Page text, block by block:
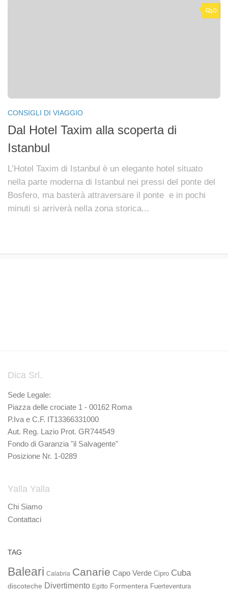
0
CONSIGLI DI VIAGGIO
Dal Hotel Taxim alla scoperta di
Istanbul
L’Hotel Taxim di Istanbul è un elegante hotel situato
nella parte moderna di Istanbul nei pressi del ponte del
Bosfero, ma basterà attraversare il ponte e in pochi
minuti si arriverà nella zona storica...
Dica Srl.
Sede Legale:
Piazza delle crociate 1 - 00162 Roma
P.Iva e C.F. IT13366331000
Aut. Reg. Lazio Prot. GR744549
Fondo di Garanzia "il Salvagente"
Posizione Nr. 1-0289
Yalla Yalla
Chi Siamo
Contattaci
TAG
Baleari Calabria Canarie Capo Verde Cipro Cuba
discoteche Divertimento Egitto Formentera Fuerteventura